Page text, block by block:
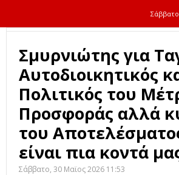
Σμυρνιώτης για
Αυτοδιοικητικός
Πολιτικός του
Προσφοράς αλλά
του
είναι πια κοντά
Σάββατο, 30 Μαϊος 2026 11:53